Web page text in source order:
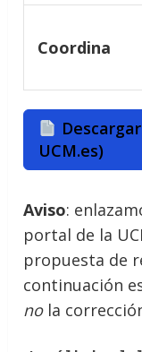
Coordina
UCM.es)
Aviso:
portal de la
propuesta de
continuación
nola